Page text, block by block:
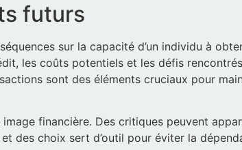
futurs
sur la capacité d’un individu à
les coûts potentiels et les défis
sont des éléments cruciaux pour
financière. Des critiques peuvent
des choix sert d’outil pour éviter la